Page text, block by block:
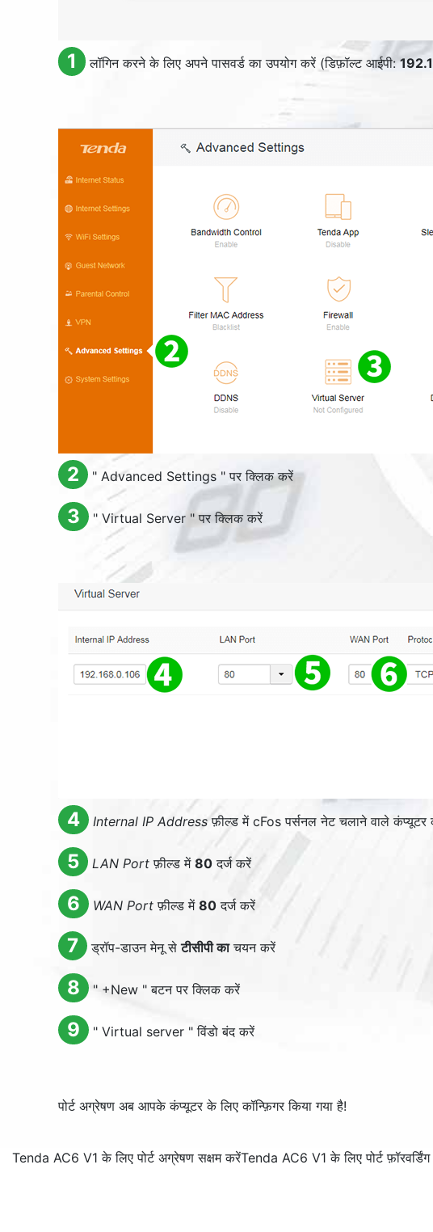
1 लॉगिन करने के लिए अपने पासवर्ड का उपयोग करें (डिफ़ॉल्ट आईपी:
2 " Advanced Settings" पर क्लिक करें
3 " Virtual Server" पर क्लिक करें
4 Internal IP Addressफ़ील्ड में cFos पर्सनल नेट चलाने वाले कंप्यूटर
5 LAN Portफ़ील्ड में 80दर्ज करें
6 WAN Portफ़ील्ड में 80दर्ज करें
7 ड्रॉप-डाउन मेनू सेटीसीपी काचयन करें
8 " +New" बटन पर क्लिक करें
9 " Virtual server" विंडो बंद करें
पोर्ट अग्रेषण अब आपके कंप्यूटर के लिए कॉन्फ़िगर किया गया है!
Tenda AC6 V1 के लिए पोर्ट अग्रेषण सक्षम करेंTenda AC6 V1 के लिए पोर्ट